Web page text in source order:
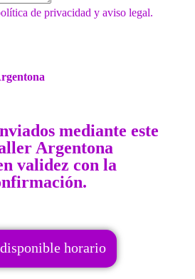
de privacidad y aviso legal.
mediante este
Argentona
validez con la
horario